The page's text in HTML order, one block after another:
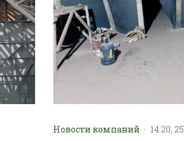
Новости компаний · 14:20,